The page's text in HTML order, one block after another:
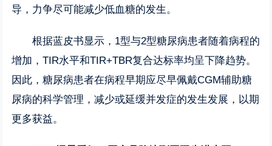
导，力争尽可能减少低血糖的发生。
根据蓝皮书显示，1型与2型糖尿病患者随着病程的
增加，TIR水平和TIR+TBR复合达标率均呈下降趋势。
因此，糖尿病患者在病程早期应尽早佩戴CGM辅助糖
尿病的科学管理，减少或延缓并发症的发生发展，以期
更多获益。